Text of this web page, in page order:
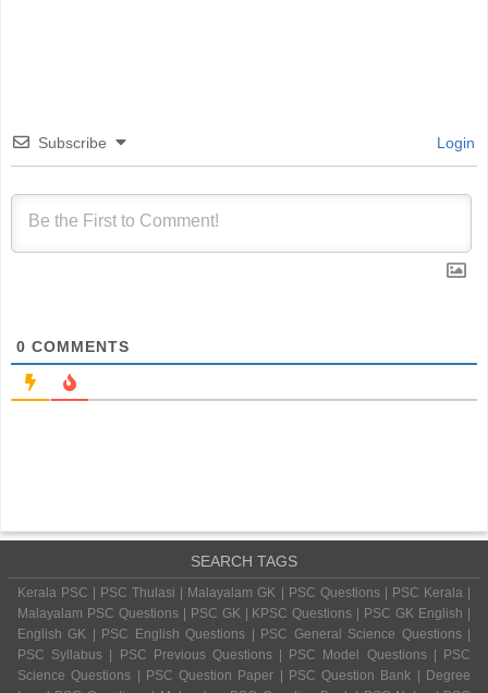
Subscribe Login
0 COMMENTS
SEARCH TAGS
Kerala PSC | PSC Thulasi | Malayalam GK | PSC Questions | PSC Kerala |
Malayalam PSC Questions | PSC GK | KPSC Questions | PSC GK English |
English GK | PSC English Questions | PSC General Science Questions |
PSC Syllabus | PSC Previous Questions | PSC Model Questions | PSC
Science Questions | PSC Question Paper | PSC Question Bank | Degree